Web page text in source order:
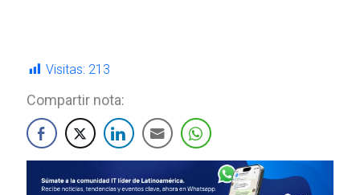
Visitas: 213
Compartir nota: